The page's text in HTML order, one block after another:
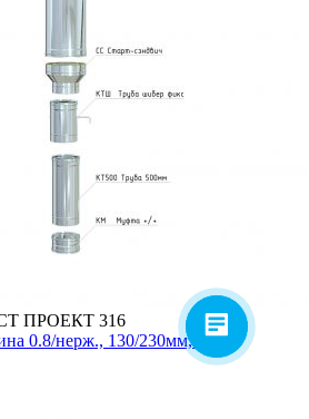
ПРОЕКТ 316
0.8/нерж., 130/230мм, 5м